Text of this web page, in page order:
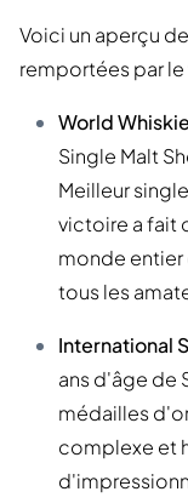
Voici un aperçu
remportées par
World
Single Malt
Meilleur
victoire a fait
monde entier
tous les
International
ans d'âge de
médailles
complexe et